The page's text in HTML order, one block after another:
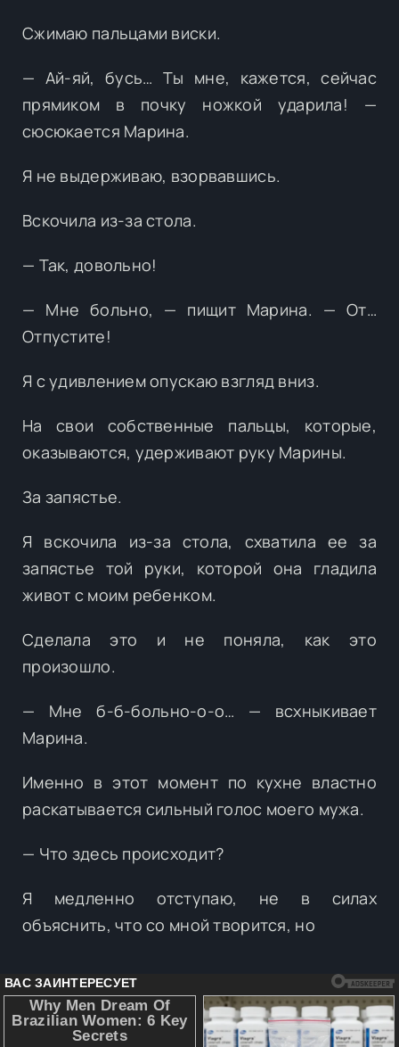
Сжимаю пальцами виски.
— Ай-яй, бусь… Ты мне, кажется, сейчас
прямиком в почку ножкой ударила! —
сюсюкается Марина.
Я не выдерживаю, взорвавшись.
Вскочила из-за стола.
— Так, довольно!
— Мне больно, — пищит Марина. — От…
Отпустите!
Я с удивлением опускаю взгляд вниз.
На свои собственные пальцы, которые,
оказываются, удерживают руку Марины.
За запястье.
Я вскочила из-за стола, схватила ее за
запястье той руки, которой она гладила
живот с моим ребенком.
Сделала это и не поняла, как это
произошло.
— Мне б-б-больно-о-о… — всхныкивает
Марина.
Именно в этот момент по кухне властно
раскатывается сильный голос моего мужа.
— Что здесь происходит?
Я медленно отступаю, не в силах
объяснить, что со мной творится, но